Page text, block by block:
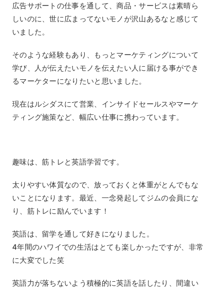
広告サポートの仕事を通して、商品・サービスは素晴ら
しいのに、世に広まってないモノが沢山あるなと感じて
いました。
そのような経験もあり、もっとマーケティングについて
学び、人が伝えたいモノを伝えたい人に届ける事ができ
るマーケターになりたいと思いました。
現在はルシダスにて営業、インサイドセールスやマーケ
ティング施策など、幅広い仕事に携わっています。
趣味は、筋トレと英語学習です。
太りやすい体質なので、放っておくと体重がとんでもな
いことになります。最近、一念発起してジムの会員にな
り、筋トレに励んでいます！
英語は、留学を通して好きになりました。
4年間のハワイでの生活はとても楽しかったですが、非常
に大変でした笑
英語力が落ちないよう積極的に英語を話したり、間違い